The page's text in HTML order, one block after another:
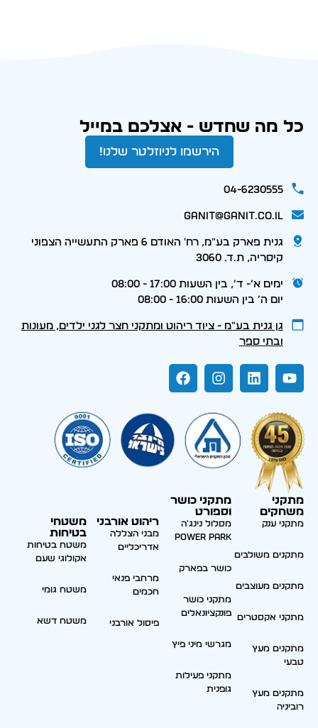
כל מה שחדש - אצלכם במייל
הירשמו לניוזלטר שלנו!
04-6230555
ganit@ganit.co.il
גנית פארק בע"מ, רח' האודם 6 פארק התעשייה הצפוני
קיסריה, ת.ד. 3060
ימים א׳- ד׳, בין השעות 17:00 - 08:00
יום ה׳ בין השעות 16:00 - 08:00
גן גנית בע״מ - ציוד ריהוט ומתקני חצר לגני ילדים, מעונות
ובתי ספר
מתקני
משחקים
מתקני ענק
מתקנים משולבים
מתקנים מעוצבים
מתקני אקסטרים
מתקנים מעץ
טבעי
מתקנים מעץ
רוביניה
מתקני כושר
וספורט
מסלול נינג'ה
Power park
כושר בפארק
מתקני כושר
פונקציונאלים
מגרשי מיני פיץ
מתקני פעילות
גופנית
ריהוט אורבני
מבני הצללה
אדריכליים
מרחבי פנאי
חכמים
פיסול אורבני
משטחי
בטיחות
משטח בטיחות
אקולוגי שעם
משטח גומי
משטח דשא